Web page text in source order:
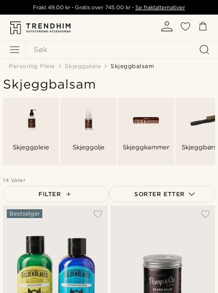
Søk
Frakt49.00 kr - Gratis over 745.00 kr- Se fraktalternativer
Personlig Pleie Skjeggpleie Skjeggbalsam
Skjeggbalsam
Skjeggpleie Skjeggolje Skjeggkammer
14 Varer
FILTER SORTER ETTER
Høyeste pris
Bestselger